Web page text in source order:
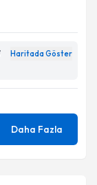
Haritada Göster
Daha Fazla